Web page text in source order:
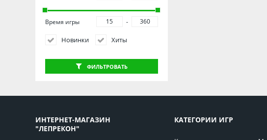
Время игры
Новинки Хиты
ФИЛЬТРОВАТЬ
ИНТЕРНЕТ-МАГАЗИН
"ЛЕПРЕКОН"
КАТЕГОРИИ ИГР